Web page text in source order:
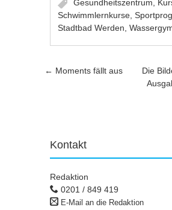
Gesundheitszentrum
Schwimmlernkurse ,
Stadtbad Werden ,
Artikel-
← Moments fällt aus
Die
Kontakt
Redaktion
0201 / 849 419
E-Mail an die Redaktion